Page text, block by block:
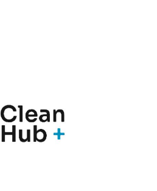
Farmaforum las
novedades de sus
soluciones